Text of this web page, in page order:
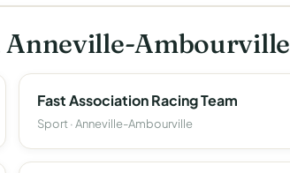
Anneville-Ambourville
Fast Association Racing Team
Sport · Anneville-Ambourville